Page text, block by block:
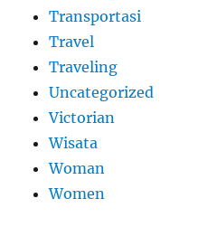
Transportasi
Travel
Traveling
Uncategorized
Victorian
Wisata
Woman
Women